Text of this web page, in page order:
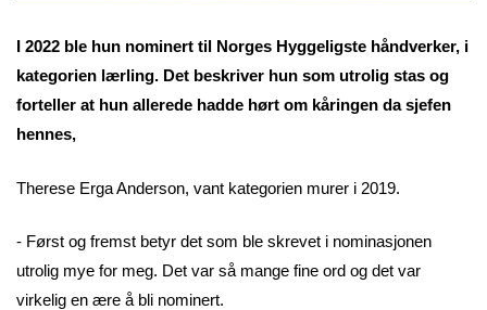
I 2022 ble hun nominert til Norges Hyggeligste håndverker, i
kategorien lærling. Det beskriver hun som utrolig stas og
forteller at hun allerede hadde hørt om kåringen da sjefen
hennes,
Therese Erga Anderson, vant kategorien murer i 2019.
- Først og fremst betyr det som ble skrevet i nominasjonen
utrolig mye for meg. Det var så mange fine ord og det var
virkelig en ære å bli nominert.